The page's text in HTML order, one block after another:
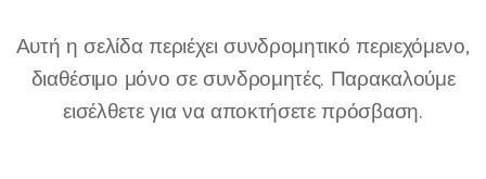
Αυτή η σελίδα περιέχει συνδρομητικό περιεχόμενο,
διαθέσιμο μόνο σε συνδρομητές. Παρακαλούμε
εισέλθετε για να αποκτήσετε πρόσβαση.